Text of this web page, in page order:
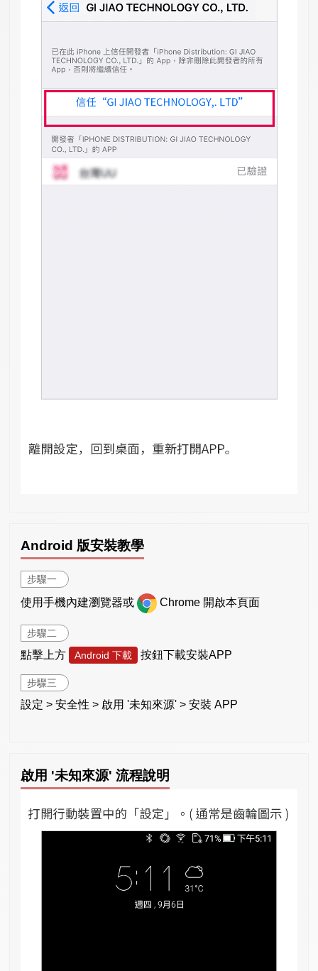
Android 版安裝教學
步驟一
使用手機內建瀏覽器或 Chrome 開啟本頁面
步驟二
點擊上方 Android 下載 按鈕下載安裝APP
步驟三
設定 > 安全性 > 啟用 '未知來源' > 安裝 APP
啟用 '未知來源' 流程說明